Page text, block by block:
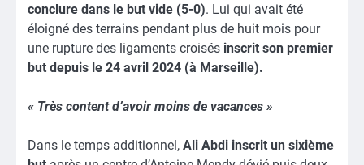
conclure dans le but vide (5-0). Lui qui avait été
éloigné des terrains pendant plus de huit mois pour
une rupture des ligaments croisés inscrit son premier
but depuis le 24 avril 2024 (à Marseille).
« Très content d’avoir moins de vacances »
Dans le temps additionnel, Ali Abdi inscrit un sixième